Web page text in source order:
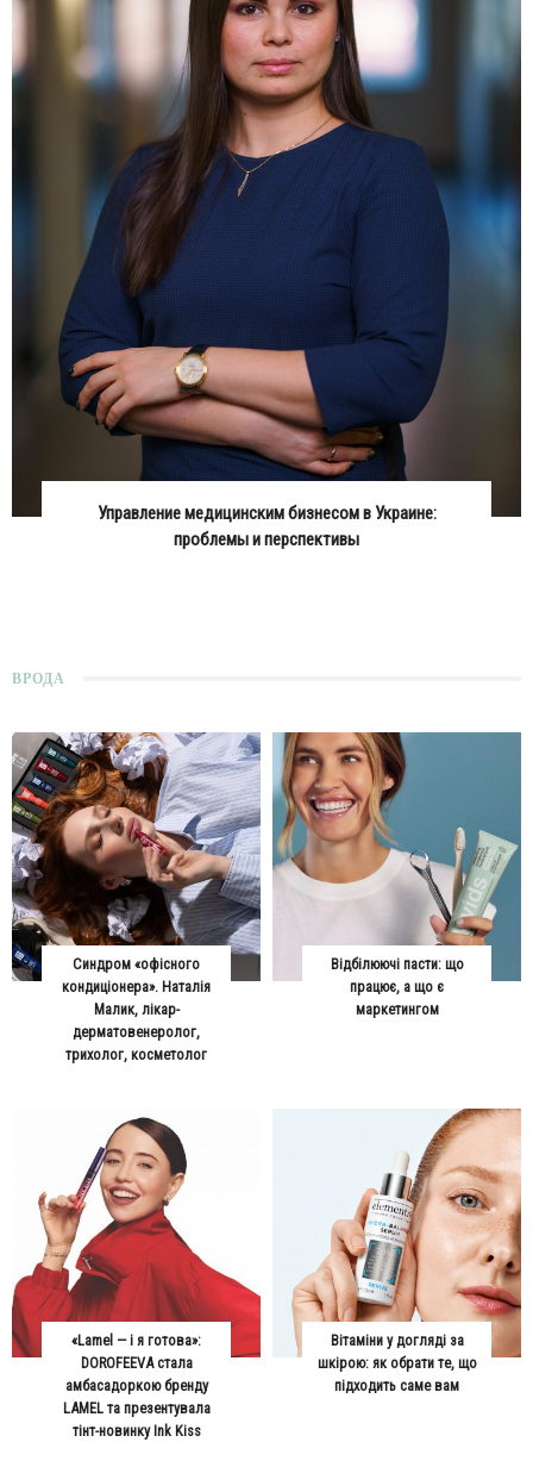
Управление медицинским бизнесом в Украине:
проблемы и перспективы
ВРОДА
Синдром «офісного
кондиціонера». Наталія
Малик, лікар-
дерматовенеролог,
трихолог, косметолог
Відбілюючі пасти: що
працює, а що є
маркетингом
«Lamel — і я готова»:
DOROFEEVA стала
амбасадоркою бренду
LAMEL та презентувала
тінт-новинку Ink Kiss
Вітаміни у догляді за
шкірою: як обрати те, що
підходить саме вам